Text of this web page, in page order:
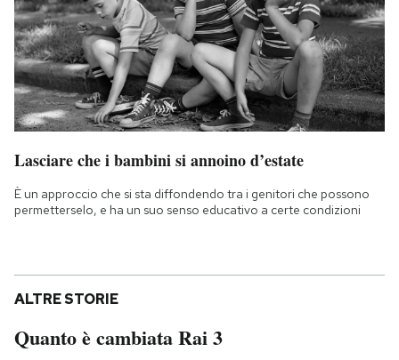
Lasciare che i bambini si annoino d’estate
È un approccio che si sta diffondendo tra i genitori che possono
permetterselo, e ha un suo senso educativo a certe condizioni
ALTRE STORIE
Quanto è cambiata Rai 3